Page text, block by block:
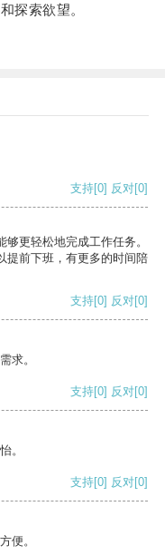
探索欲望。
支持[0] 反对[0]
更轻松地完成工作任务。
提前下班，有更多的时间陪
支持[0] 反对[0]
求。
支持[0] 反对[0]
。
支持[0] 反对[0]
便。